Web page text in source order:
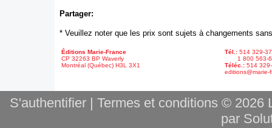
Partager:
* Veuillez noter que les prix sont sujets à changements
Éditions Marie-France
CP 32263 BP Waverly
Montréal (Québec) H3L 3X1
Tél.: 514 329-
1 800 563-
Téléc.: 514
editions@marie-
S'authentifier| Termes et conditions © 2026
par